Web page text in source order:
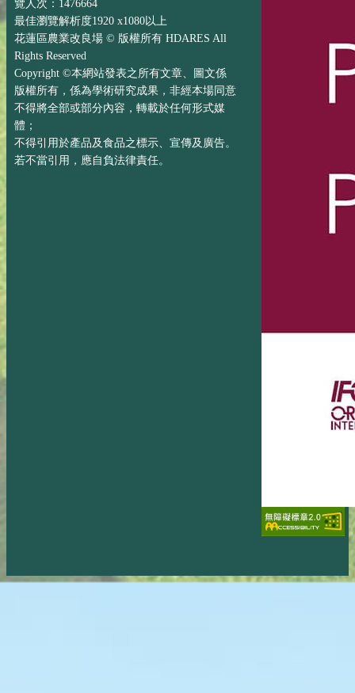
覽人次：1476664
最佳瀏覽解析度1920 x1080以上
花蓮區農業改良場 © 版權所有 HDARES All
Rights Reserved
Copyright ©本網站發表之所有文章、圖文係
版權所有，係為學術研究成果，非經本場同意
不得將全部或部分內容，轉載於任何形式媒
體；
不得引用於產品及食品之標示、宣傳及廣告。
若不當引用，應自負法律責任。